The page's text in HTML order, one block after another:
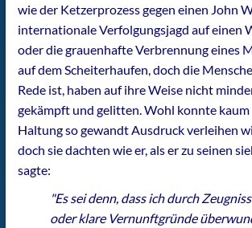
wie der Ketzerprozess gegen einen John
internationale Verfolgungsjagd auf einen
oder die grauenhafte Verbrennung eines
auf dem Scheiterhaufen, doch die
Rede ist, haben auf ihre Weise nicht
gekämpft und gelitten. Wohl konnte kaum
Haltung so gewandt Ausdruck verleihen
doch sie dachten wie er, als er zu seinen
sagte:
"Es sei denn, dass ich durch
oder klare Vernunftgründe